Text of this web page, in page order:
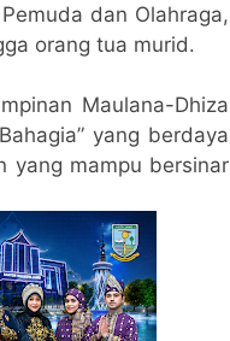
dan Olahraga,
orang tua murid.
Maulana-Dhiza
yang berdaya
yang mampu bersinar